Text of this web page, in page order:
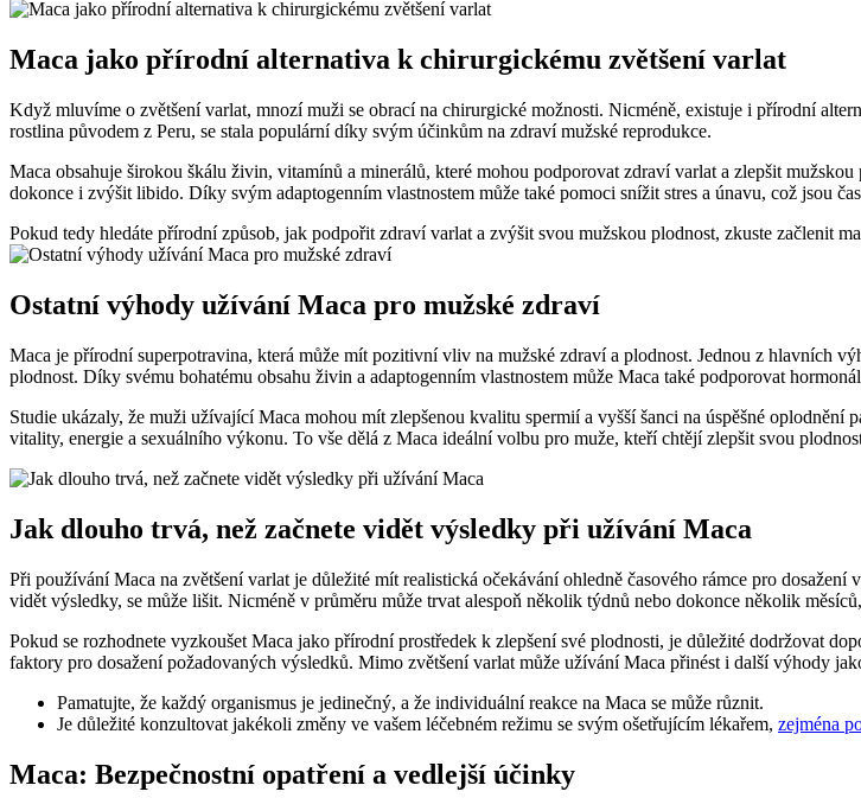
Maca jako přírodní alternativa k chirurgickému zvětšení varlat
Když mluvíme o zvětšení varlat, mnozí muži se obrací na chirurgické možnosti. Nicméně, existuje i přírodní
rostlina původem z Peru, se stala populární díky svým účinkům na zdraví mužské reprodukce.
Maca obsahuje širokou škálu živin, vitamínů a minerálů, které mohou podporovat zdraví varlat a zlepšit
dokonce i zvýšit libido. Díky svým adaptogenním vlastnostem může také pomoci snížit stres a únavu, což jsou
Pokud tedy hledáte přírodní způsob, jak podpořit zdraví varlat a zvýšit svou mužskou plodnost, zkuste začlenit
Ostatní výhody užívání Maca pro mužské zdraví
Maca je přírodní superpotravina, která může mít pozitivní vliv na mužské zdraví a plodnost. Jednou z hlavních
plodnost. Díky svému bohatému obsahu živin a adaptogenním vlastnostem může Maca také podporovat
Studie ukázaly, že muži užívající Maca mohou mít zlepšenou kvalitu spermií a vyšší šanci na úspěšné
vitality, energie a sexuálního výkonu. To vše dělá z Maca ideální volbu pro muže, kteří chtějí zlepšit svou
Jak dlouho trvá, než začnete vidět výsledky při užívání Maca
Při používání Maca na zvětšení varlat je důležité mít realistická očekávání ohledně časového rámce pro
vidět výsledky, se může lišit. Nicméně v průměru může trvat alespoň několik týdnů nebo dokonce několik
Pokud se rozhodnete vyzkoušet Maca jako přírodní prostředek k zlepšení své plodnosti, je důležité dodržovat
faktory pro dosažení požadovaných výsledků. Mimo zvětšení varlat může užívání Maca přinést i další výhody
Pamatujte, že každý organismus je jedinečný, a že individuální reakce na Maca se může různit.
Je důležité konzultovat jakékoli změny ve vašem léčebném režimu se svým ošetřujícím lékařem, zejména
Maca: Bezpečnostní opatření a vedlejší účinky